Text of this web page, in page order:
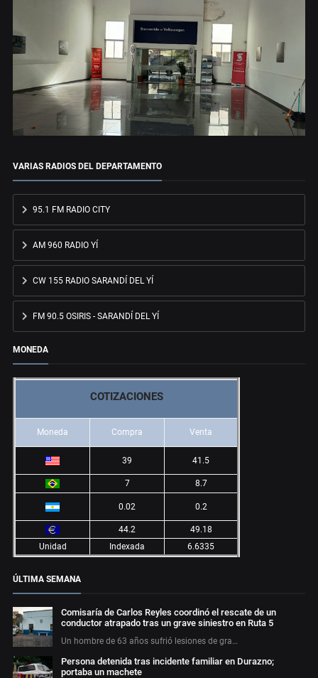
VARIAS RADIOS DEL DEPARTAMENTO
95.1 FM RADIO CITY
AM 960 RADIO YÍ
CW 155 RADIO SARANDÍ DEL YÍ
FM 90.5 OSIRIS - SARANDÍ DEL YÍ
MONEDA
COTIZACIONES
Moneda Compra Venta
39 41.5
7 8.7
0.02 0.2
44.2
49.18
Unidad
Indexada 6.6335
ÚLTIMA SEMANA
Comisaría de Carlos Reyles coordinó el rescate de un
conductor atrapado tras un grave siniestro en Ruta 5
Un hombre de 63 años sufrió lesiones de gra…
Persona detenida tras incidente familiar en Durazno;
portaba un machete